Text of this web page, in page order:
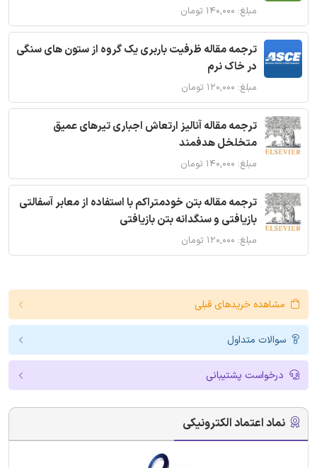
مبلغ: ۱۴۰,۰۰۰ تومان
ترجمه مقاله ظرفیت باربری یک گروه از ستون های سنگی
در خاک نرم
مبلغ: ۱۲۰,۰۰۰ تومان
ترجمه مقاله آنالیز ارتعاش اجباری تیرهای عمیق
متخلخل هدفمند
مبلغ: ۱۴۰,۰۰۰ تومان
ترجمه مقاله بتن خودمتراکم با استفاده از معابر آسفالتی
بازیافتی و سنگدانه بتن بازیافتی
مبلغ: ۱۲۰,۰۰۰ تومان
مشاهده خریدهای قبلی
سوالات متداول
درخواست پشتیبانی
نماد اعتماد الکترونیکی